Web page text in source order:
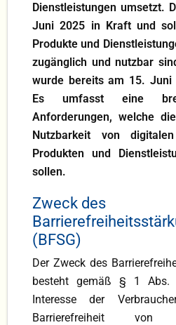
Dienstleistungen umsetzt.
Juni 2025 in Kraft und
Produkte und
zugänglich und nutzbar
wurde bereits am 15. Juni 2022 verabschiedet.
Es umfasst eine
Anforderungen, welche
Nutzbarkeit von
Produkten und
sollen.
Zweck des
(BFSG)
Der Zweck des
besteht gemäß § 1 Abs.
Interesse der
Barrierefreiheit von